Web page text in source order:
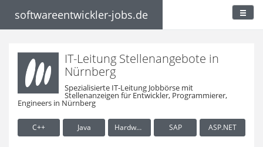
softwareentwickler-jobs.de
IT-Leitung Stellenangebote in
Nürnberg
Spezialisierte IT-Leitung Jobbörse mit
Stellenanzeigen für Entwickler, Programmierer,
Engineers in Nürnberg
C++ Java Hardware / Embedded SAP ASP.NET